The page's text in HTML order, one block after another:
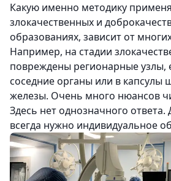
Какую именно методику
злокачественных и
образованиях, зависит от
Например, на стадии
повреждены регионарные узлы,
соседние органы или в капсулы
железы. Очень много нюансов
Здесь нет однозначного
всегда нужно индивидуальное